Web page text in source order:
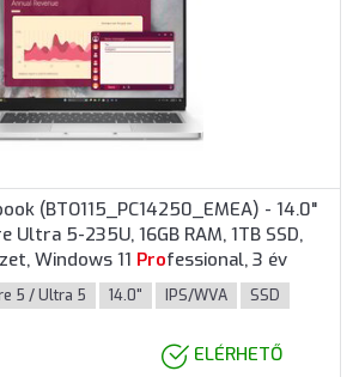
(BTO115_PC14250_EMEA) - 14.0"
Ultra 5-235U, 16GB RAM, 1TB SSD,
Windows 11 Professional, 3 év
színben
5 / Ultra 5 14.0" IPS/WVA
SSD
ELÉRHETŐ